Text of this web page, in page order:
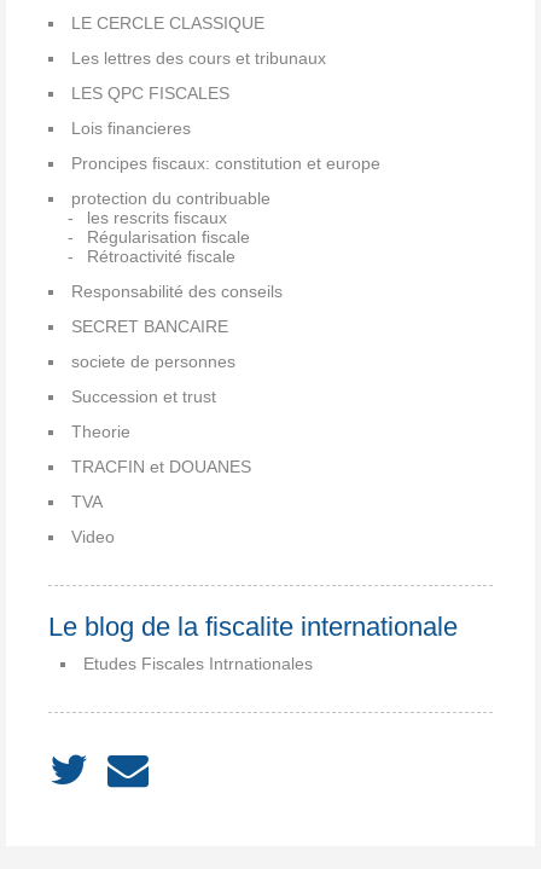
LE CERCLE CLASSIQUE
Les lettres des cours et tribunaux
LES QPC FISCALES
Lois financieres
Proncipes fiscaux: constitution et europe
protection du contribuable
les rescrits fiscaux
Régularisation fiscale
Rétroactivité fiscale
Responsabilité des conseils
SECRET BANCAIRE
societe de personnes
Succession et trust
Theorie
TRACFIN et DOUANES
TVA
Video
Le blog de la fiscalite internationale
Etudes Fiscales Intrnationales